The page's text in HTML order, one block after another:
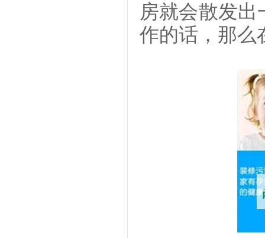
房就会散发
作的话，那么